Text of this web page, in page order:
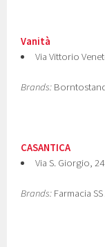
Vanità
Via Vittorio
Brands:
CASANTICA
Via S. Giorgio, 24
Brands: Farmacia